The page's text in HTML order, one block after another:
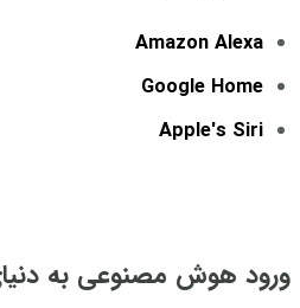
Amazon Alexa
Google Home
Apple's Siri
ورود هوش مصنوعی به